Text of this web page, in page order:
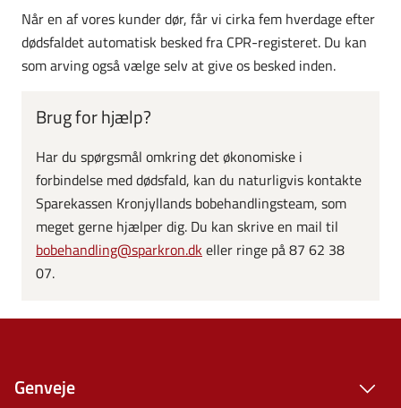
Når en af vores kunder dør, får vi cirka fem hverdage efter
dødsfaldet automatisk besked fra CPR-registeret. Du kan
som arving også vælge selv at give os besked inden.
Brug for hjælp?
Har du spørgsmål omkring det økonomiske i
forbindelse med dødsfald, kan du naturligvis kontakte
Sparekassen Kronjyllands bobehandlingsteam, som
meget gerne hjælper dig. Du kan skrive en mail til
bobehandling@sparkron.dkeller ringe på 87 62 38
07.
Genveje